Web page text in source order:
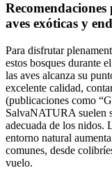
aves exóticas y
Para disfrutar
estos bosques durante
las aves alcanza su
excelente calidad,
(publicaciones como
SalvaNATURA suelen
adecuada de los nidos.
entorno natural
comunes, desde
vuelo.